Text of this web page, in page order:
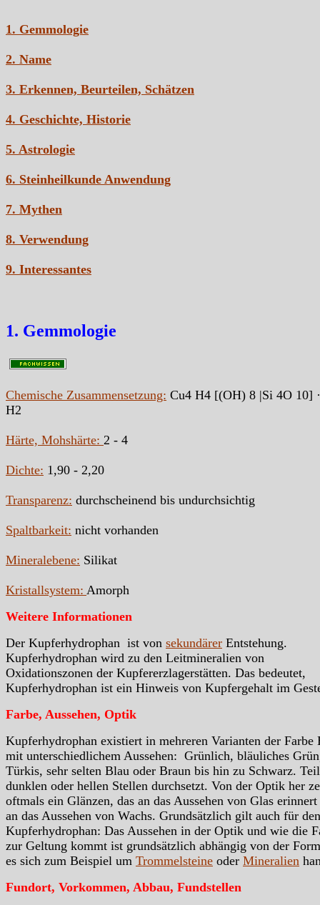
1. Gemmologie
2. Name
3. Erkennen, Beurteilen, Schätzen
4. Geschichte, Historie
5. Astrologie
6. Steinheilkunde Anwendung
7. Mythen
8. Verwendung
9. Interessantes
1. Gemmologie
Chemische Zusammensetzung: Cu4 H4 [(OH) 8 |Si 4O 10]
H2
Härte, Mohshärte: 2 - 4
Dichte: 1,90 - 2,20
Transparenz: durchscheinend bis undurchsichtig
Spaltbarkeit: nicht vorhanden
Mineralebene: Silikat
Kristallsystem: Amorph
Weitere Informationen
Der Kupferhydrophan ist von sekundärer Entstehung.
Kupferhydrophan wird zu den Leitmineralien von
Oxidationszonen der Kupfererzlagerstätten. Das bedeutet,
Kupferhydrophan ist ein Hinweis von Kupfergehalt im
Farbe, Aussehen, Optik
Kupferhydrophan existiert in mehreren Varianten der Farbe
mit unterschiedlichem Aussehen: Grünlich, bläuliches
Türkis, sehr selten Blau oder Braun bis hin zu Schwarz.
dunklen oder hellen Stellen durchsetzt. Von der Optik her
oftmals ein Glänzen, das an das Aussehen von Glas erinnert
an das Aussehen von Wachs. Grundsätzlich gilt auch für den
Kupferhydrophan: Das Aussehen in der Optik und wie die
zur Geltung kommt ist grundsätzlich abhängig von der
es sich zum Beispiel um Trommelsteine oder Mineralien
Fundort, Vorkommen, Abbau, Fundstellen